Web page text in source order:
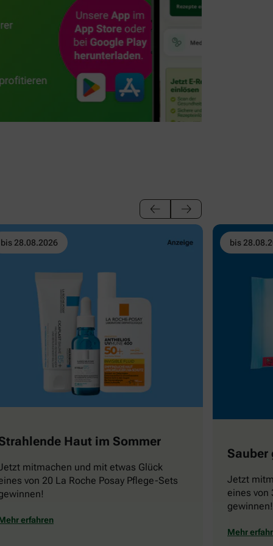
bis 28.08.2026
Haut im Sommer
mitmachen und mit etwas Glück
von 20 La Roche Posay Pflege-Sets
erfahren
bis
Jetzt
eines
gewinnen!
Mehr